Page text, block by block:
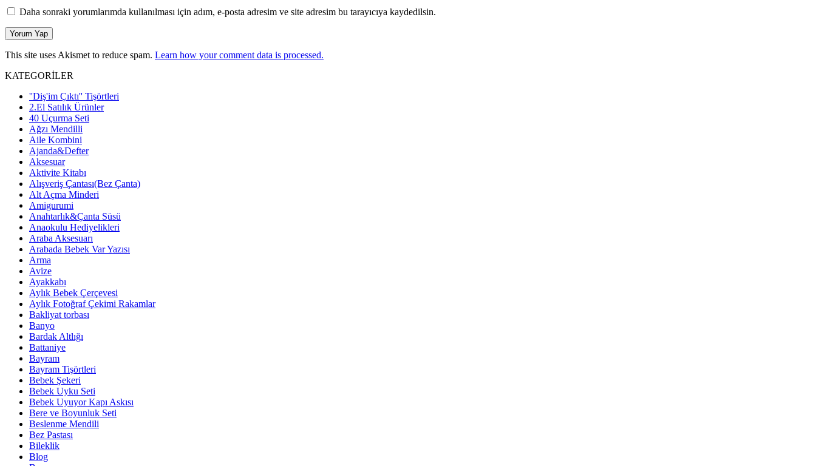
Daha sonraki yorumlarımda kullanılması için adım, e-posta adresim ve site adresim bu tarayıcıya kaydedilsin.
This site uses Akismet to reduce spam. Learn how your comment data is processed.
KATEGORİLER
''Diş'im Çıktı'' Tişörtleri
2.El Satılık Ürünler
40 Uçurma Seti
Ağzı Mendilli
Aile Kombini
Ajanda&Defter
Aksesuar
Aktivite Kitabı
Alışveriş Çantası(Bez Çanta)
Alt Açma Minderi
Amigurumi
Anahtarlık&Çanta Süsü
Anaokulu Hediyelikleri
Araba Aksesuarı
Arabada Bebek Var Yazısı
Arma
Avize
Ayakkabı
Aylık Bebek Çerçevesi
Aylık Fotoğraf Çekimi Rakamlar
Bakliyat torbası
Banyo
Bardak Altlığı
Battaniye
Bayram
Bayram Tişörtleri
Bebek Şekeri
Bebek Uyku Seti
Bebek Uyuyor Kapı Askısı
Bere ve Boyunluk Seti
Beslenme Mendili
Bez Pastası
Bileklik
Blog